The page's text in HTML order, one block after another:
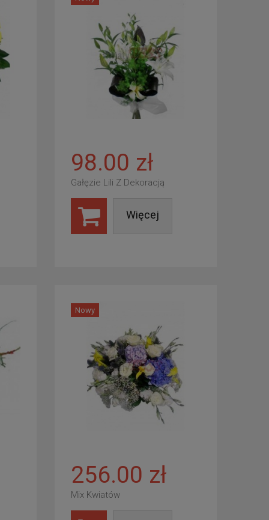
98.00 zł
Gałęzie Lili Z Dekoracją
Więcej
Nowy
256.00 zł
Mix Kwiatów